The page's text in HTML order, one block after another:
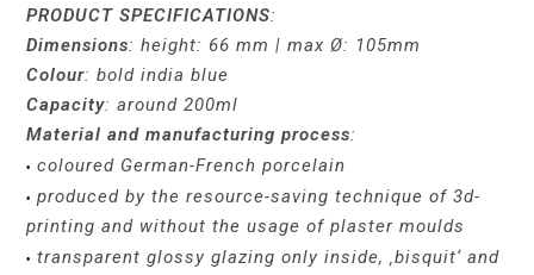
PRODUCT SPECIFICATIONS:
Dimensions: height: 66 mm | max Ø: 105mm
Colour: bold india blue
Capacity: around 200ml
Material and manufacturing process:
• coloured German-French porcelain
• produced by the resource-saving technique of 3d-
printing and without the usage of plaster moulds
• transparent glossy glazing only inside, ‚bisquit‘ and